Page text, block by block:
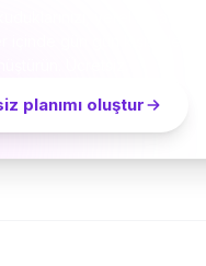
planımı oluştur